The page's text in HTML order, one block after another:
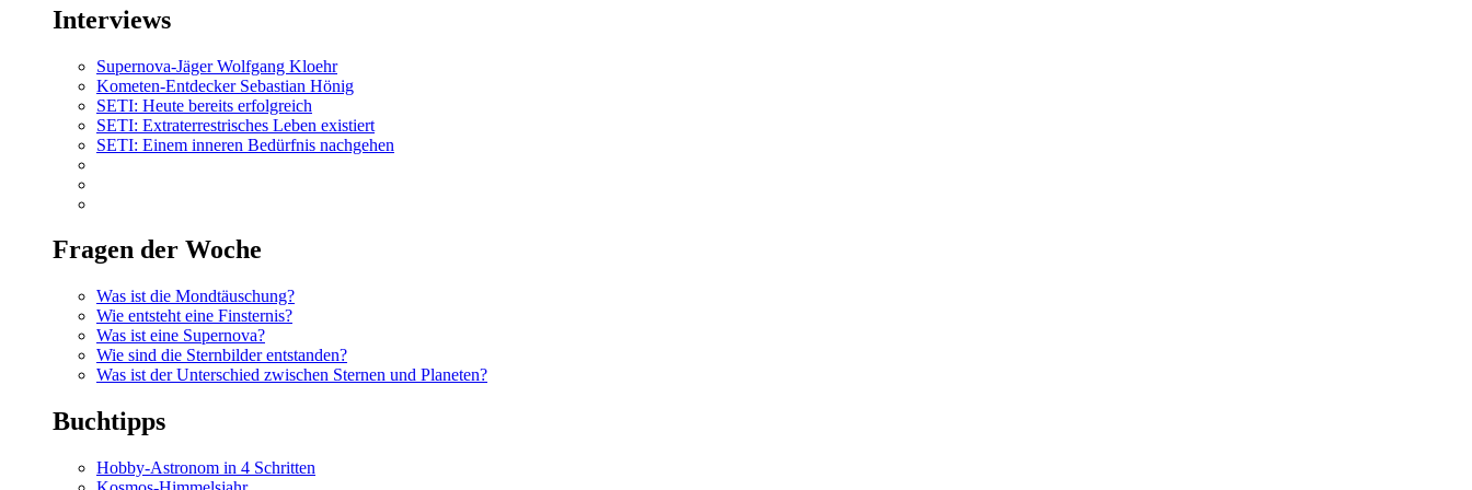
Interviews
Supernova-Jäger Wolfgang Kloehr
Kometen-Entdecker Sebastian Hönig
SETI: Heute bereits erfolgreich
SETI: Extraterrestrisches Leben existiert
SETI: Einem inneren Bedürfnis nachgehen
Fragen der Woche
Was ist die Mondtäuschung?
Wie entsteht eine Finsternis?
Was ist eine Supernova?
Wie sind die Sternbilder entstanden?
Was ist der Unterschied zwischen Sternen und Planeten?
Buchtipps
Hobby-Astronom in 4 Schritten